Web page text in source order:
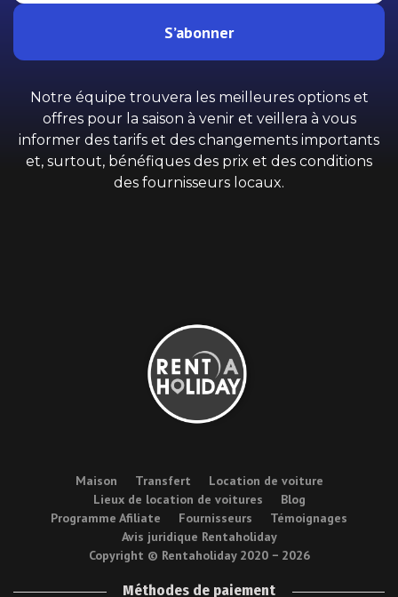
S’abonner
Notre équipe trouvera les meilleures options et
offres pour la saison à venir et veillera à vous
informer des tarifs et des changements importants
et, surtout, bénéfiques des prix et des conditions
des fournisseurs locaux.
Maison Transfert
Location de voiture
Lieux de location de voitures
Blog
Programme Afiliate
Fournisseurs
Témoignages
Avis juridique Rentaholiday
Copyright © Rentaholiday 2020 − 2026
Méthodes de paiement